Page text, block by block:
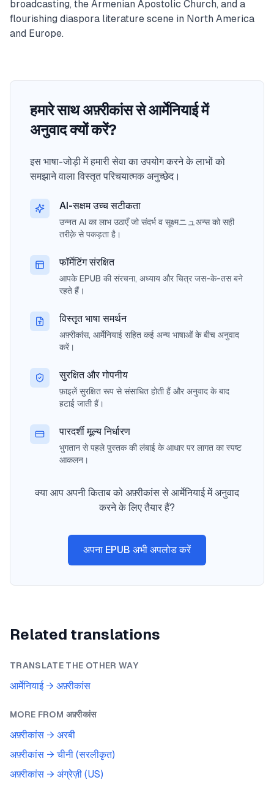
broadcasting, the Armenian Apostolic Church, and a
flourishing diaspora literature scene in North America
and Europe.
हमारे साथ अफ़्रीकांस से आर्मेनियाई में
अनुवाद क्यों करें?
इस भाषा-जोड़ी में हमारी सेवा का उपयोग करने के लाभों को
समझाने वाला विस्तृत परिचयात्मक अनुच्छेद।
AI-सक्षम उच्च सटीकता
उन्नत AI का लाभ उठाएँ जो संदर्भ व सूक्ष्मニュअन्स को सही
तरीक़े से पकड़ता है।
फॉर्मेटिंग संरक्षित
आपके EPUB की संरचना, अध्याय और चित्र जस-के-तस बने
रहते हैं।
विस्तृत भाषा समर्थन
अफ़्रीकांस, आर्मेनियाई सहित कई अन्य भाषाओं के बीच अनुवाद
करें।
सुरक्षित और गोपनीय
फ़ाइलें सुरक्षित रूप से संसाधित होती हैं और अनुवाद के बाद
हटाई जाती हैं।
पारदर्शी मूल्य निर्धारण
भुगतान से पहले पुस्तक की लंबाई के आधार पर लागत का स्पष्ट
आकलन।
क्या आप अपनी किताब को अफ़्रीकांस से आर्मेनियाई में अनुवाद
करने के लिए तैयार हैं?
अपना EPUB अभी अपलोड करें
Related translations
TRANSLATE THE OTHER WAY
आर्मेनियाई→ अफ़्रीकांस
MORE FROM अफ़्रीकांस
अफ़्रीकांस → अरबी
अफ़्रीकांस →चीनी (सरलीकृत)
अफ़्रीकांस → अंग्रेज़ी (US)